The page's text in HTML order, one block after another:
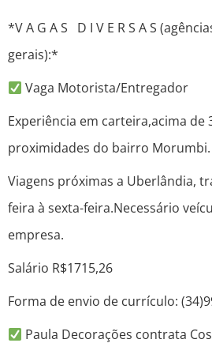
*V A G A S D I V E R S A S
gerais):*
Vaga Motorista/Entregador
Experiência em carteira,acima de
proximidades do bairro Morumbi.
Viagens próximas a Uberlândia,
feira à sexta-feira.Necessário
empresa.
Salário R$1715,26
Forma de envio de currículo:
Paula Decorações contrata